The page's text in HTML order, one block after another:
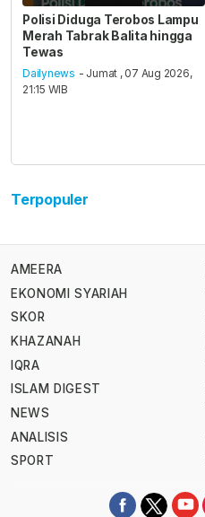
Polisi Diduga Terobos Lampu
Merah Tabrak Balita hingga
Tewas
Dailynews - Jumat , 07 Aug 2026,
21:15 WIB
Terpopuler
AMEERA
EKONOMI SYARIAH
SKOR
KHAZANAH
IQRA
ISLAM DIGEST
NEWS
ANALISIS
SPORT